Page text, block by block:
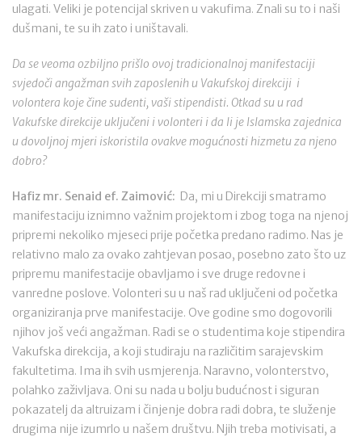
ulagati. Veliki je potencijal skriven u vakufima. Znali su to i naši
dušmani, te su ih zato i uništavali.
Da se veoma ozbiljno prišlo ovoj tradicionalnoj manifestaciji
svjedoči angažman svih zaposlenih u Vakufskoj direkciji i
volontera koje čine sudenti, vaši stipendisti. Otkad su u rad
Vakufske direkcije uključeni i volonteri i da li je Islamska zajednica
u dovoljnoj mjeri iskoristila ovakve mogućnosti hizmetu za njeno
dobro?
Hafiz mr. Senaid ef. Zaimović: Da, mi u Direkciji smatramo
manifestaciju iznimno važnim projektom i zbog toga na njenoj
pripremi nekoliko mjeseci prije početka predano radimo. Nas je
relativno malo za ovako zahtjevan posao, posebno zato što uz
pripremu manifestacije obavljamo i sve druge redovne i
vanredne poslove. Volonteri su u naš rad uključeni od početka
organiziranja prve manifestacije. Ove godine smo dogovorili
njihov još veći angažman. Radi se o studentima koje stipendira
Vakufska direkcija, a koji studiraju na različitim sarajevskim
fakultetima. Ima ih svih usmjerenja. Naravno, volonterstvo,
polahko zaživljava. Oni su nada u bolju budućnost i siguran
pokazatelj da altruizam i činjenje dobra radi dobra, te služenje
drugima nije izumrlo u našem društvu. Njih treba motivisati, a